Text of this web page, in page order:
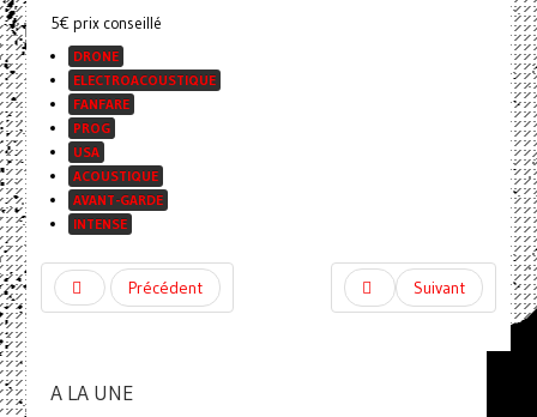
5€ prix conseillé
DRONE
ELECTROACOUSTIQUE
FANFARE
PROG
USA
ACOUSTIQUE
AVANT-GARDE
INTENSE
Précédent Suivant
A LA UNE